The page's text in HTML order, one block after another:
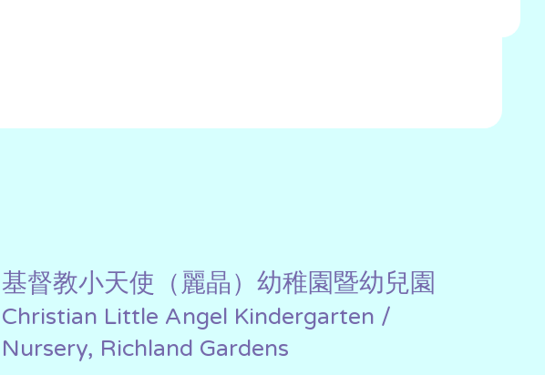
基督教小天使（麗晶）幼稚園暨幼兒園
Christian Little Angel Kindergarten /
Nursery, Richland Gardens